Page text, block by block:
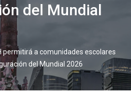
del Mundial
permitirá a comunidades escolares
del Mundial 2026